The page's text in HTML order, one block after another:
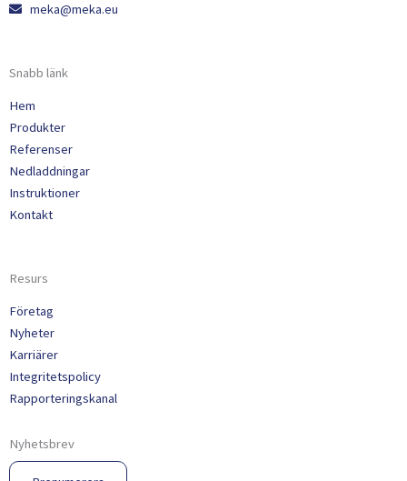
meka@meka.eu
Snabb länk
Hem
Produkter
Referenser
Nedladdningar
Instruktioner
Kontakt
Resurs
Företag
Nyheter
Karriärer
Integritetspolicy
Rapporteringskanal
Nyhetsbrev